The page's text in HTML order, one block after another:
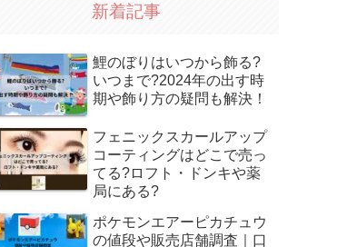
新着記事
鯉のぼりはいつから飾る?
いつまで?2024年の出す時
期や飾り方の疑問も解決！
フェニックスカールアップ
コーティングはどこで売っ
てる?ロフト・ドンキや薬
局にある?
ポケモンエアーピカチュウ
の値段や販売店舗調査｜口